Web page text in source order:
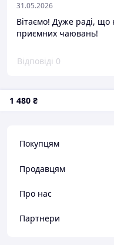
31.05.2026
Вітаємо! Дуже раді,
приємних чаювань!
Відповіді 0
1 480 ₴
Покупцям
Продавцям
Про нас
Партнери